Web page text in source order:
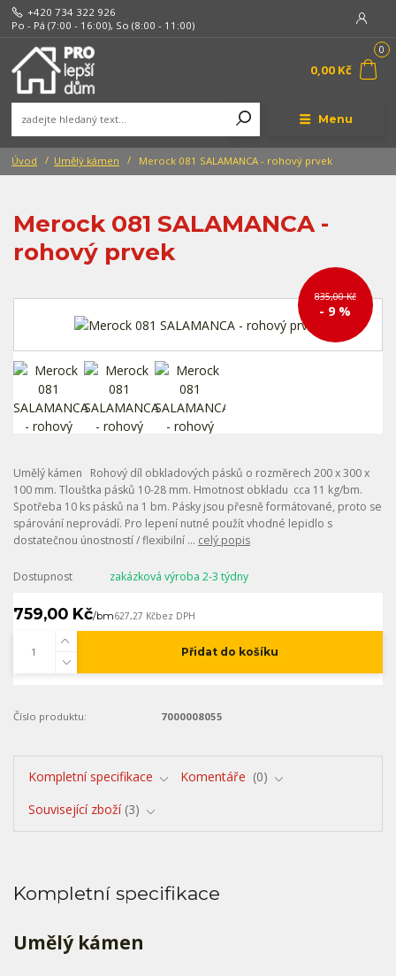
Menu
+420 734 322 926
Po - Pá (7:00 - 16:00), So (8:00 - 11:00)
0
0,00 Kč
Úvod Umělý kámen Merock 081 SALAMANCA - rohový prvek
Merock 081 SALAMANCA -
rohový prvek
835,00 Kč
- 9 %
Umělý kámen Rohový díl obkladových pásků o rozměrech 200 x 300 x
100 mm. Tloušťka pásků 10-28 mm. Hmotnost obkladu cca 11 kg/bm.
Spotřeba 10 ks pásků na 1 bm. Pásky jsou přesně formátované, proto se
spárování neprovádí. Pro lepení nutné použít vhodné lepidlo s
dostatečnou únostností / flexibilní ... celý popis
Dostupnost zakázková výroba 2-3 týdny
759,00 Kč/bm627,27 Kčbez DPH
Přidat do košíku
Číslo produktu: 7000008055
Kompletní specifikace Komentáře
0
Související zboží 3
Kompletní specifikace
Umělý kámen